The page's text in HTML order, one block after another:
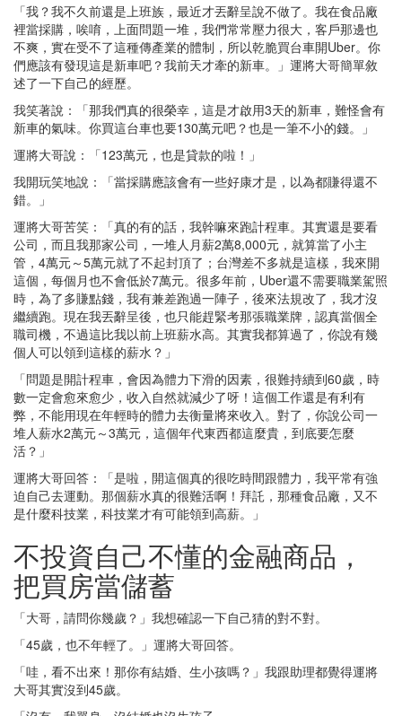
「我？我不久前還是上班族，最近才丟辭呈說不做了。我在食品廠
裡當採購，唉唷，上面問題一堆，我們常常壓力很大，客戶那邊也
不爽，實在受不了這種傳產業的體制，所以乾脆買台車開Uber。你
們應該有發現這是新車吧？我前天才牽的新車。」運將大哥簡單敘
述了一下自己的經歷。
我笑著說：「那我們真的很榮幸，這是才啟用3天的新車，難怪會有
新車的氣味。你買這台車也要130萬元吧？也是一筆不小的錢。」
運將大哥說：「123萬元，也是貸款的啦！」
我開玩笑地說：「當採購應該會有一些好康才是，以為都賺得還不
錯。」
運將大哥苦笑：「真的有的話，我幹嘛來跑計程車。其實還是要看
公司，而且我那家公司，一堆人月薪2萬8,000元，就算當了小主
管，4萬元～5萬元就了不起封頂了；台灣差不多就是這樣，我來開
這個，每個月也不會低於7萬元。很多年前，Uber還不需要職業駕照
時，為了多賺點錢，我有兼差跑過一陣子，後來法規改了，我才沒
繼續跑。現在我丟辭呈後，也只能趕緊考那張職業牌，認真當個全
職司機，不過這比我以前上班薪水高。其實我都算過了，你說有幾
個人可以領到這樣的薪水？」
「問題是開計程車，會因為體力下滑的因素，很難持續到60歲，時
數一定會愈來愈少，收入自然就減少了呀！這個工作還是有利有
弊，不能用現在年輕時的體力去衡量將來收入。對了，你說公司一
堆人薪水2萬元～3萬元，這個年代東西都這麼貴，到底要怎麼
活？」
運將大哥回答：「是啦，開這個真的很吃時間跟體力，我平常有強
迫自己去運動。那個薪水真的很難活啊！拜託，那種食品廠，又不
是什麼科技業，科技業才有可能領到高薪。」
不投資自己不懂的金融商品，
把買房當儲蓄
「大哥，請問你幾歲？」我想確認一下自己猜的對不對。
「45歲，也不年輕了。」運將大哥回答。
「哇，看不出來！那你有結婚、生小孩嗎？」我跟助理都覺得運將
大哥其實沒到45歲。